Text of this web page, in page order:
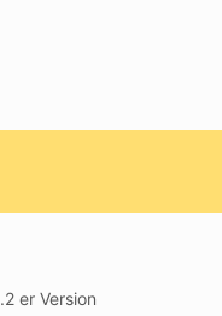
er Version